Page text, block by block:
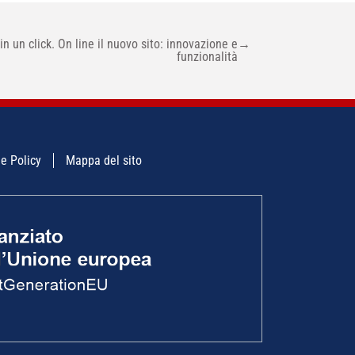
un click. On line il nuovo sito: innovazione e
funzionalità
→
Policy Mappa del sito